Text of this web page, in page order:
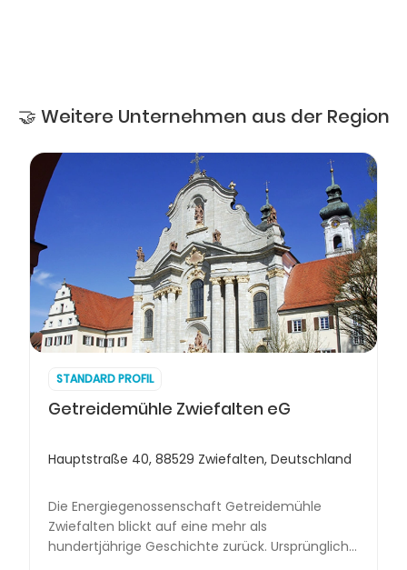
🤝 Weitere Unternehmen aus der Region
STANDARD PROFIL
Getreidemühle Zwiefalten eG
Hauptstraße 40, 88529 Zwiefalten, Deutschland
Die Energiegenossenschaft Getreidemühle
Zwiefalten blickt auf eine mehr als
hundertjährige Geschichte zurück. Ursprünglich